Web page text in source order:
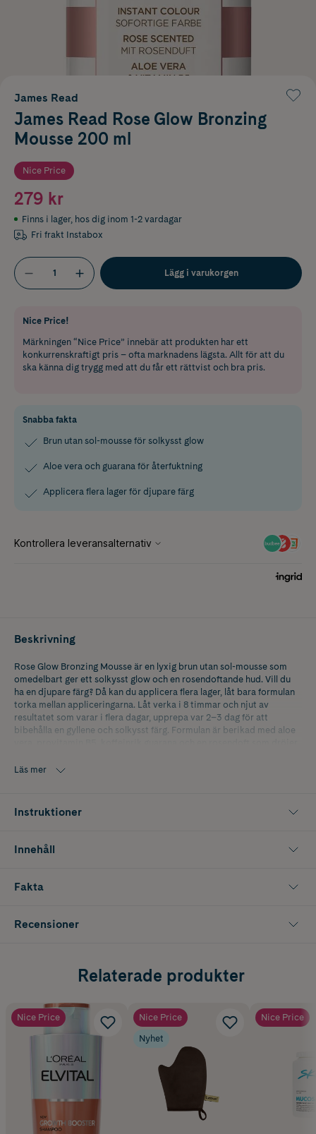
James Read
James Read Rose Glow Bronzing
Mousse 200 ml
Nice Price
279 kr
Finns i lager, hos dig inom 1-2 vardagar
Fri frakt Instabox
Lägg i varukorgen
Nice Price!
Märkningen “Nice Price” innebär att produkten har ett
konkurrenskraftigt pris – ofta marknadens lägsta. Allt för att du
ska känna dig trygg med att du får ett rättvist och bra pris.
Snabba fakta
Brun utan sol-mousse för solkysst glow
Aloe vera och guarana för återfuktning
Applicera flera lager för djupare färg
Beskrivning
Rose Glow Bronzing Mousse är en lyxig brun utan sol-mousse som
omedelbart ger ett solkysst glow och en rosendoftande hud. Vill du
ha en djupare färg? Då kan du applicera flera lager, låt bara formulan
torka mellan appliceringarna. Låt verka i 8 timmar och njut av
resultatet som varar i flera dagar, upprepa var 2–3 dag för att
bibehålla en gyllene och solkysst färg. Formulan är berikad med aloe
Läs mer
Instruktioner
Innehåll
Fakta
Recensioner
Relaterade produkter
Nice Price
Nice Price
Nyhet
Nice Price